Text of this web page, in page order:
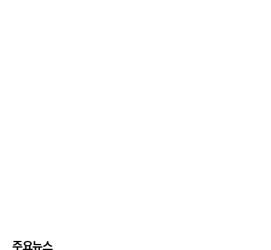
주요뉴스